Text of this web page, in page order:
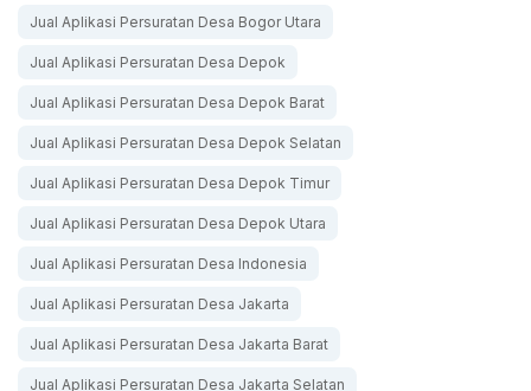
Jual Aplikasi Persuratan Desa Bogor Utara
Jual Aplikasi Persuratan Desa Depok
Jual Aplikasi Persuratan Desa Depok Barat
Jual Aplikasi Persuratan Desa Depok Selatan
Jual Aplikasi Persuratan Desa Depok Timur
Jual Aplikasi Persuratan Desa Depok Utara
Jual Aplikasi Persuratan Desa Indonesia
Jual Aplikasi Persuratan Desa Jakarta
Jual Aplikasi Persuratan Desa Jakarta Barat
Jual Aplikasi Persuratan Desa Jakarta Selatan